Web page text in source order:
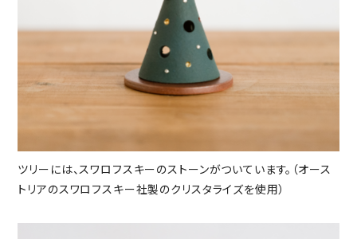
ツリーには、スワロフスキーのストーンがついています。（オース
トリアのスワロフスキー社製のクリスタライズを使用）